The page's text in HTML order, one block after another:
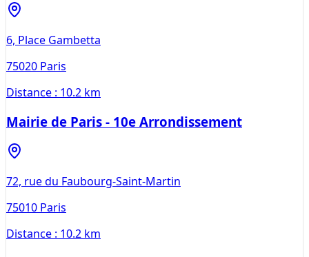
6, Place Gambetta
75020 Paris
Distance : 10.2 km
Mairie de Paris - 10e Arrondissement
72, rue du Faubourg-Saint-Martin
75010 Paris
Distance : 10.2 km